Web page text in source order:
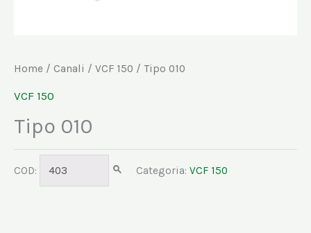
Home / Canali / VCF 150 / Tipo 010
VCF 150
Tipo 010
COD: 403 Categoria: VCF 150